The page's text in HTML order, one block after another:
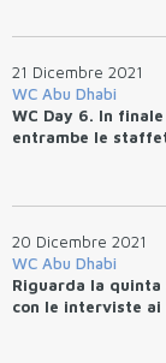
21 Dicembre 2021
WC Abu Dhabi
WC Day 6. In
entrambe le
20 Dicembre 2021
WC Abu Dhabi
Riguarda la
con le interviste